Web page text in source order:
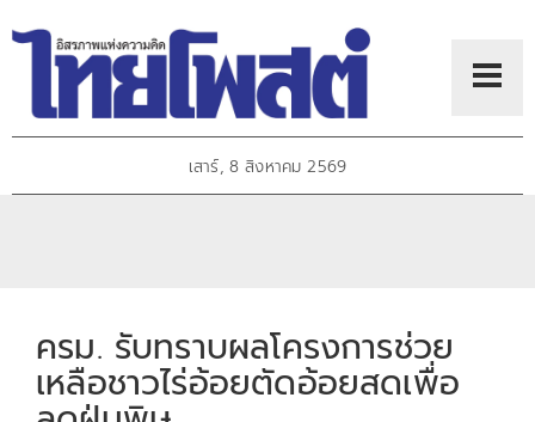
เสาร์, 8 สิงหาคม 2569
ครม. รับทราบผลโครงการช่วย
เหลือชาวไร่อ้อยตัดอ้อยสดเพื่อ